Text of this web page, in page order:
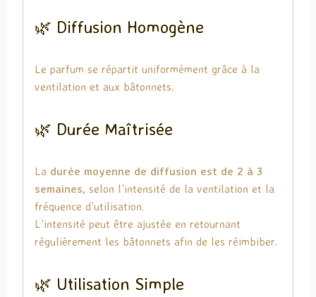
🌿 Diffusion Homogène
Le parfum se répartit uniformément grâce à la
ventilation et aux bâtonnets.
🌿 Durée Maîtrisée
La durée moyenne de diffusion est de 2 à 3
semaines, selon l’intensité de la ventilation et la
fréquence d’utilisation.
L’intensité peut être ajustée en retournant
régulièrement les bâtonnets afin de les réimbiber.
🌿 Utilisation Simple